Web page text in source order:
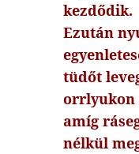
kezdődik.
Ezután
tüdőt
orrlyukon
amíg
nélkül